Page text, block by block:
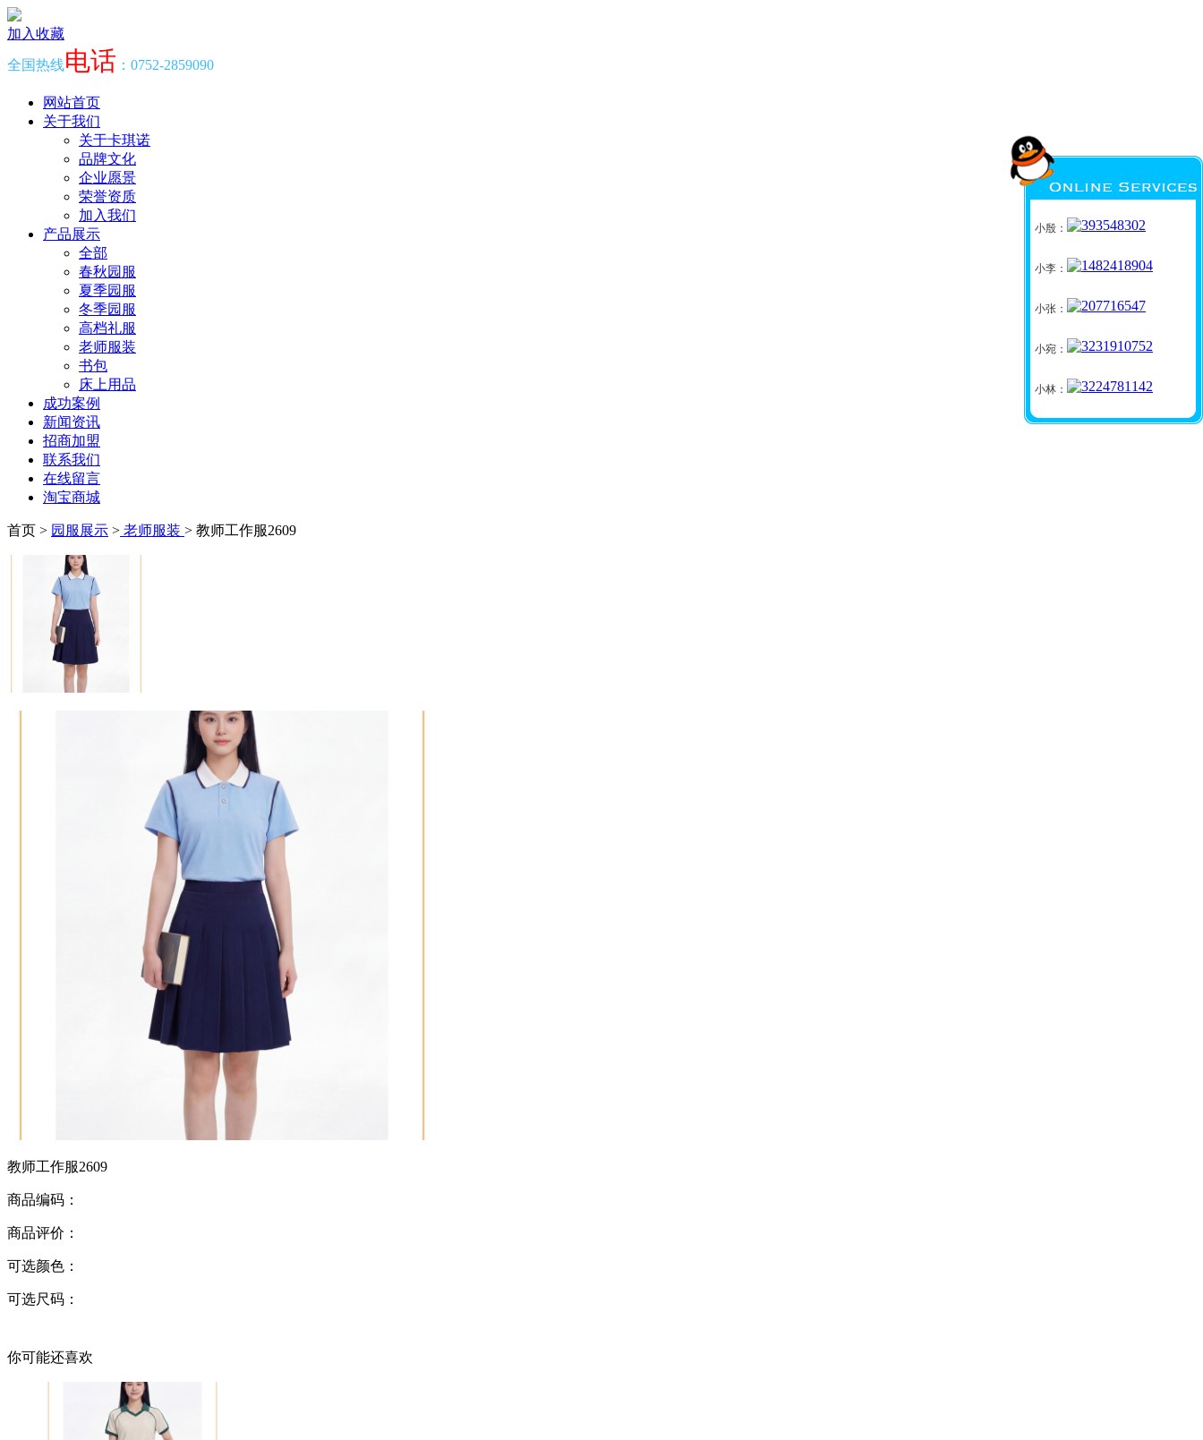
加入收藏
全国热线电话 ：0752-2859090
网站首页
关于我们
关于卡琪诺
品牌文化
企业愿景
荣誉资质
加入我们
产品展示
全部
春秋园服
夏季园服
冬季园服
高档礼服
老师服装
书包
床上用品
成功案例
新闻资讯
招商加盟
联系我们
在线留言
淘宝商城
首页 > 园服展示 > 老师服装 > 教师工作服2609
教师工作服2609
商品编码：
商品评价：
可选颜色：
可选尺码：
你可能还喜欢
小殷：
小李：
小张：
小宛：
小林：